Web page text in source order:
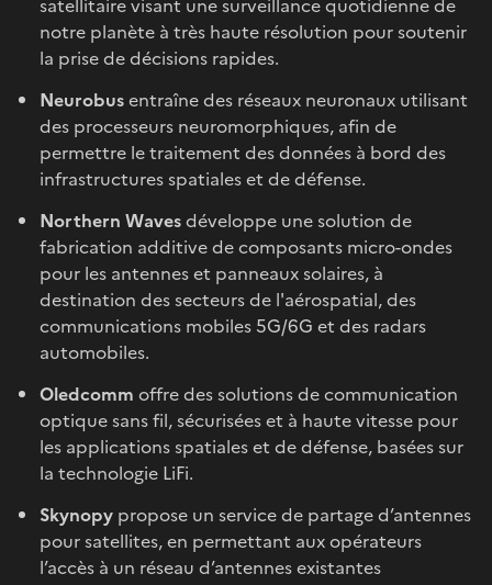
notre planète à très haute résolution pour soutenir
la prise de décisions rapides.
Neurobusentraîne des réseaux neuronaux utilisant
des processeurs neuromorphiques, afin de
permettre le traitement des données à bord des
infrastructures spatiales et de défense.
Northern Wavesdéveloppe une solution de
fabrication additive de composants micro-ondes
pour les antennes et panneaux solaires, à
destination des secteurs de l'aérospatial, des
communications mobiles 5G/6G et des radars
automobiles.
Oledcomm offre des solutions de communication
optique sans fil, sécurisées et à haute vitesse pour
les applications spatiales et de défense, basées sur
la technologie LiFi.
Skynopy propose un service de partage d’antennes
pour satellites, en permettant aux opérateurs
l’accès à un réseau d’antennes existantes